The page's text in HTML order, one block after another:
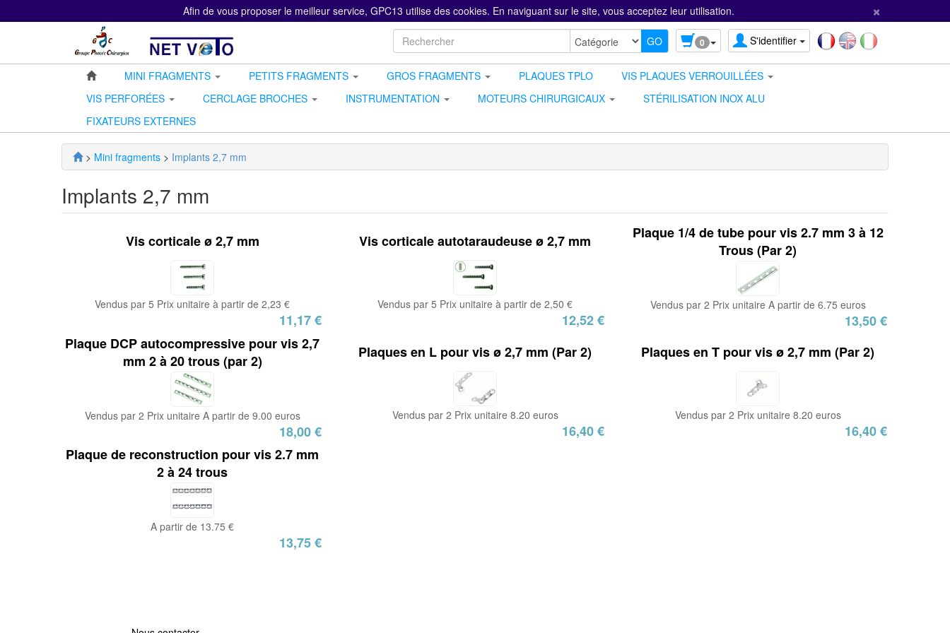
Afin de vous proposer le meilleur service, GPC13 utilise des cookies. En naviguant sur le site, vous acceptez leur utilisation. ×
S'identifier
0
MINI FRAGMENTS PETITS FRAGMENTS GROS FRAGMENTS PLAQUES TPLO
VIS PLAQUES VERROUILLÉES
VIS PERFORÉES
CERCLAGE BROCHES INSTRUMENTATION MOTEURS CHIRURGICAUX
STÉRILISATION INOX ALU
FIXATEURS EXTERNES
> Mini fragments > Implants 2,7 mm
Implants 2,7 mm
Vis corticale ø 2,7 mm
Vendus par 5 Prix unitaire à partir de 2,23 €
11,17 €
Vis corticale autotaraudeuse ø 2,7 mm
Vendus par 5 Prix unitaire à partir de 2,50 €
12,52 €
Plaque 1/4 de tube pour vis 2.7 mm 3 à 12
Trous (Par 2)
Vendus par 2 Prix unitaire A partir de 6.75 euros
13,50 €
Plaque DCP autocompressive pour vis 2,7
mm 2 à 20 trous (par 2)
Vendus par 2 Prix unitaire A partir de 9.00 euros
18,00 €
Plaques en L pour vis ø 2,7 mm (Par 2)
Vendus par 2 Prix unitaire 8.20 euros
16,40 €
Plaques en T pour vis ø 2,7 mm (Par 2)
Vendus par 2 Prix unitaire 8.20 euros
16,40 €
Plaque de reconstruction pour vis 2.7 mm
2 à 24 trous
A partir de 13.75 €
13,75 €